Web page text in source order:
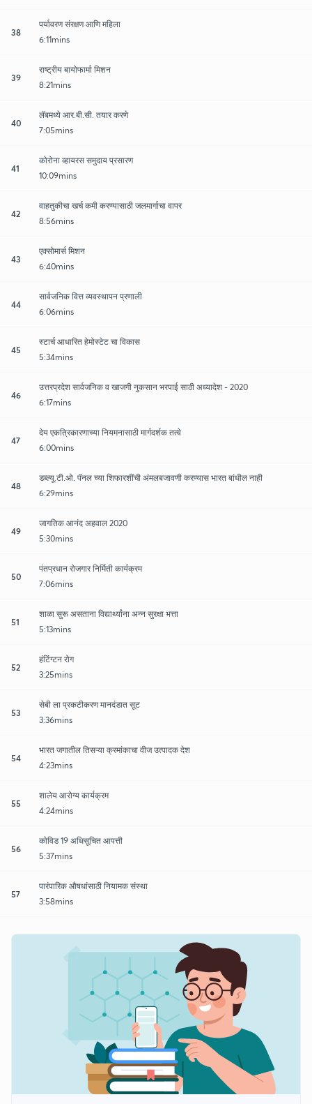
38
पर्यावरण संरक्षण आणि महिला
6:11mins
39
राष्ट्रीय बायोफार्मा मिशन
8:21mins
40
लॅबमध्ये आर.बी.सी. तयार करणे
7:05mins
41
कोरोना व्हायरस समुदाय प्रसारण
10:09mins
42
वाहतुकीचा खर्च कमी करण्यासाठी जलमार्गाचा वापर
8:56mins
43
एक्सोमार्स मिशन
6:40mins
44
सार्वजनिक वित्त व्यवस्थापन प्रणाली
6:06mins
45
स्टार्च आधारित हेमोस्टेट चा विकास
5:34mins
46
उत्तरप्रदेश सार्वजनिक व खाजगी नुकसान भरपाई साठी अध्यादेश - 2020
6:17mins
47
देय एकत्रिकारणाच्या नियमनासाठी मार्गदर्शक तत्वे
6:00mins
48
डब्ल्यू.टी.ओ. पॅनल च्या शिफारशींची अंमलबजावणी करण्यास भारत बांधील नाही
6:29mins
49
जागतिक आनंद अहवाल 2020
5:30mins
50
पंतप्रधान रोजगार निर्मिती कार्यक्रम
7:06mins
51
शाळा सुरू असताना विद्यार्थ्यांना अन्न सुरक्षा भत्ता
5:13mins
52
हंटिंग्टन रोग
3:25mins
53
सेबी ला प्रकटीकरण मानदंडात सूट
3:36mins
54
भारत जगातील तिसऱ्या क्रमांकाचा वीज उत्पादक देश
4:23mins
55
शालेय आरोग्य कार्यक्रम
4:24mins
56
कोविड 19 अधिसूचित आपत्ती
5:37mins
57
पारंपारिक औषधांसाठी नियामक संस्था
3:58mins